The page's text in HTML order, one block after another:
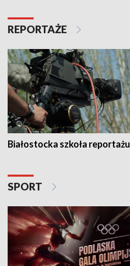
REPORTAŻE
Białostocka szkoła reportażu
SPORT